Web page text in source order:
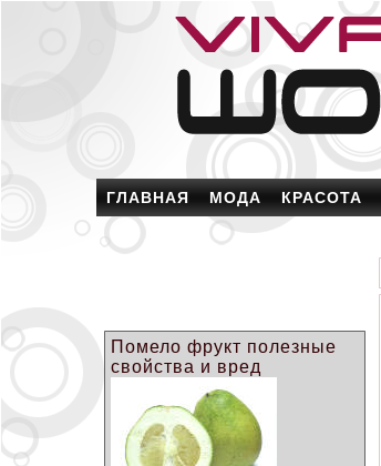
ГЛАВНАЯ МОДА КРАСОТА
Помело фрукт полезные
свойства и вред